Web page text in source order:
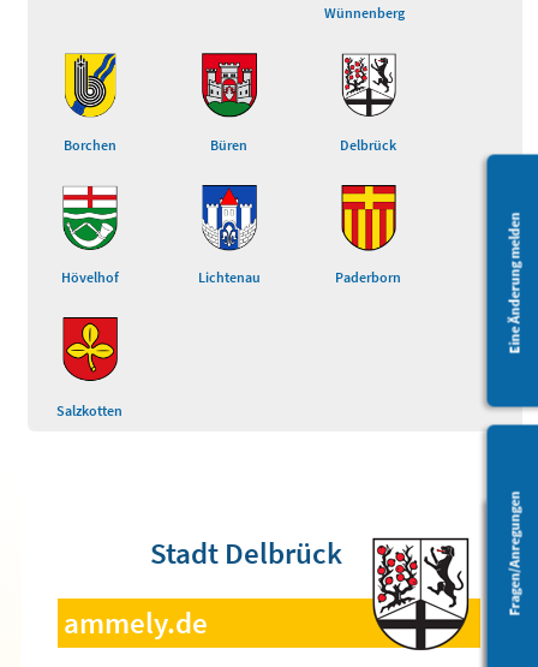
Barrierefreiheit
Eine Änderung melden
Fragen/Anregungen
Wünnenberg
Borchen Büren Delbrück
Hövelhof Lichtenau Paderborn
Salzkotten
Stadt Delbrück
ammely.de